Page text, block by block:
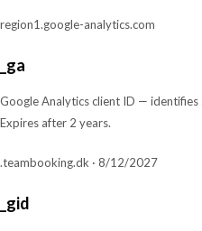
region1.google-analytics.com
_ga
Google Analytics client ID — identifies
Expires after 2 years.
.teambooking.dk · 8/12/2027
_gid